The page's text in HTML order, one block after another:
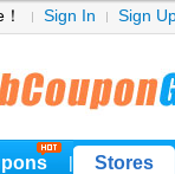
Sign In Sign
Stores